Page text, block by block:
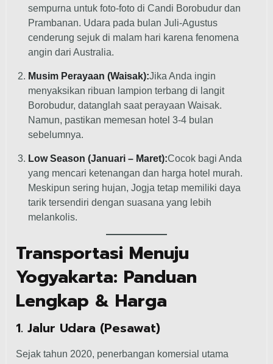
sempurna untuk foto-foto di Candi Borobudur dan
Prambanan. Udara pada bulan Juli-Agustus
cenderung sejuk di malam hari karena fenomena
angin dari Australia.
Musim Perayaan (Waisak):Jika Anda ingin
menyaksikan ribuan lampion terbang di langit
Borobudur, datanglah saat perayaan Waisak.
Namun, pastikan memesan hotel 3-4 bulan
sebelumnya.
Low Season (Januari – Maret):Cocok bagi Anda
yang mencari ketenangan dan harga hotel murah.
Meskipun sering hujan, Jogja tetap memiliki daya
tarik tersendiri dengan suasana yang lebih
melankolis.
Transportasi Menuju
Yogyakarta: Panduan
Lengkap & Harga
1. Jalur Udara (Pesawat)
Sejak tahun 2020, penerbangan komersial utama